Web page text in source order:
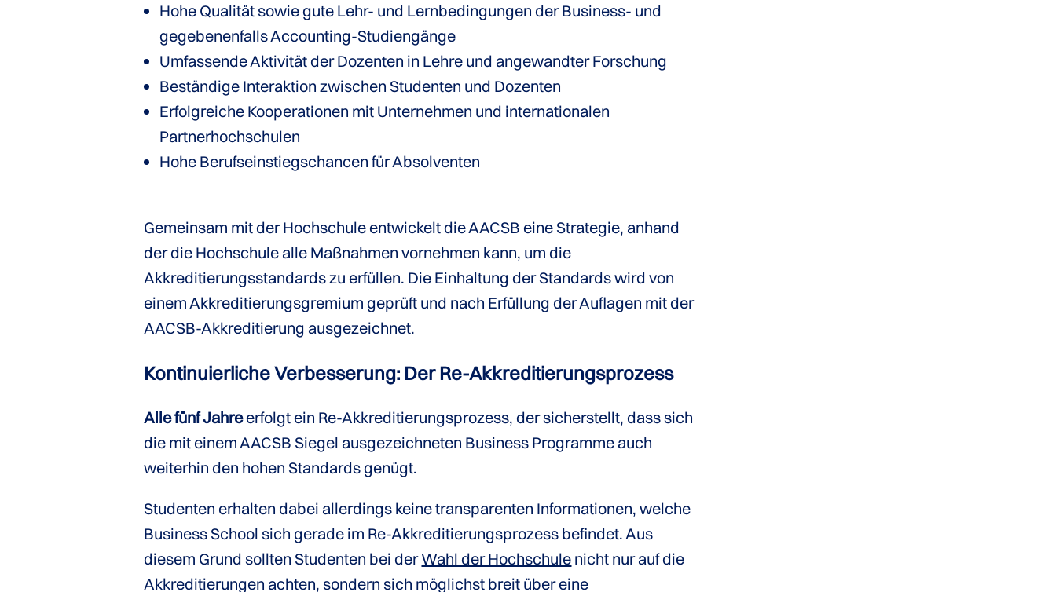
Hohe Qualität sowie gute Lehr- und Lernbedingungen der Business- und
gegebenenfalls Accounting-Studiengänge
Umfassende Aktivität der Dozenten in Lehre und angewandter Forschung
Beständige Interaktion zwischen Studenten und Dozenten
Erfolgreiche Kooperationen mit Unternehmen und internationalen
Partnerhochschulen
Hohe Berufseinstiegschancen für Absolventen
Gemeinsam mit der Hochschule entwickelt die AACSB eine Strategie, anhand
der die Hochschule alle Maßnahmen vornehmen kann, um die
Akkreditierungsstandards zu erfüllen. Die Einhaltung der Standards wird von
einem Akkreditierungsgremium geprüft und nach Erfüllung der Auflagen mit der
AACSB-Akkreditierung ausgezeichnet.
Kontinuier­liche Verbesserung: Der Re-Akkreditierungs­prozess
Alle fünf Jahreerfolgt ein Re-Akkreditierungsprozess, der sicherstellt, dass sich
die mit einem AACSB Siegel ausgezeichneten Business Programme auch
weiterhin den hohen Standards genügt.
Studenten erhalten dabei allerdings keine transparenten Informationen, welche
Business School sich gerade im Re-Akkreditierungsprozess befindet. Aus
diesem Grund sollten Studenten bei derWahl der Hochschule nicht nur auf die
Akkreditierungen achten, sondern sich möglichst breit über eine